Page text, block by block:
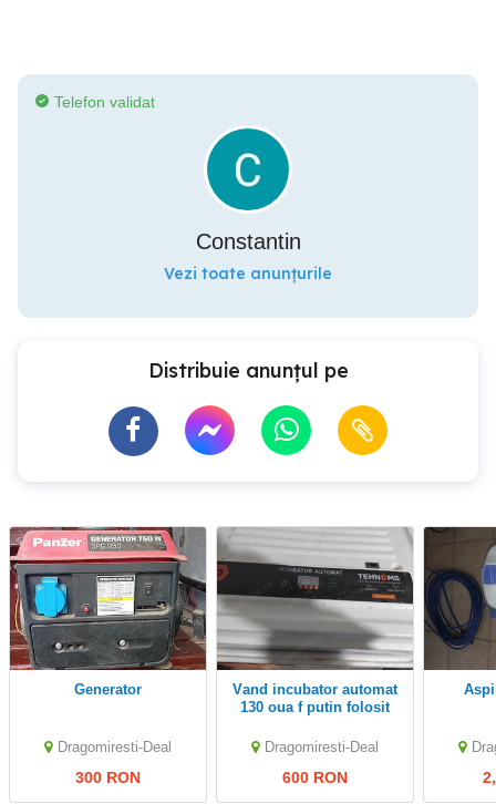
Telefon validat
Constantin
Vezi toate anunțurile
Distribuie anunțul pe
Generator
Dragomiresti-Deal
300 RON
Vand incubator automat
130 oua f putin folosit
Dragomiresti-Deal
600 RON